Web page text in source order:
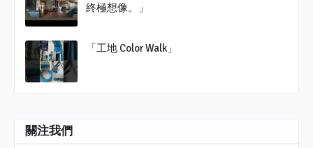
終極想像。」
「工地 Color Walk」
關注我們